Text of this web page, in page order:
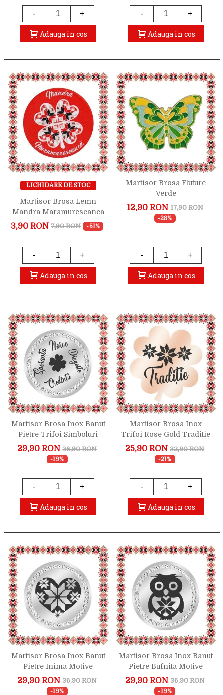
- +
Adauga in cos
- +
Adauga in cos
LICHIDARE DE STOC
Martisor Brosa Lemn
Mandra Maramureseanca
3,90 RON 7,90 RON -51%
- +
Adauga in cos
Martisor Brosa Fluture
Verde
12,90 RON 17,90 RON
-28%
- +
Adauga in cos
Martisor Brosa Inox Banut
Pietre Trifoi Simboluri
Argintiu
29,90 RON 36,90 RON
-19%
- +
Adauga in cos
Martisor Brosa Inox
Trifoi Rose Gold Traditie
25,90 RON 32,90 RON
-21%
- +
Adauga in cos
Martisor Brosa Inox Banut
Pietre Inima Motive
Traditionale Argintiu
29,90 RON 36,90 RON
-19%
Martisor Brosa Inox Banut
Pietre Bufnita Motive
Traditionale Argintiu
29,90 RON 36,90 RON
-19%